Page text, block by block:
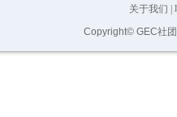
关于我们 |
Copyright© GEC社